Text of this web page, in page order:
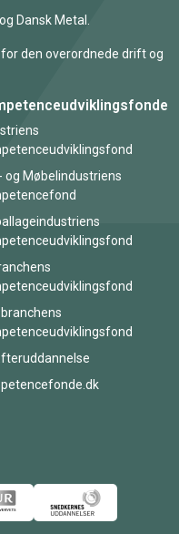
Dansk Metal.
den overordnede drift og
og Møbelindustriens